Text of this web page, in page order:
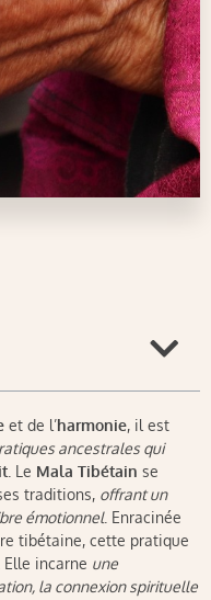
et de l’harmonie, il est
ancestrales qui
. Le Mala Tibétain se
traditions, offrant un
émotionnel. Enracinée
tibétaine, cette pratique
Elle incarne une
la connexion spirituelle